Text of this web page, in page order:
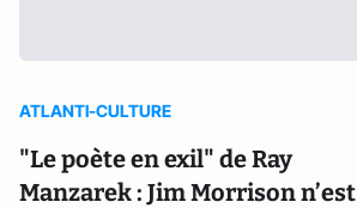
ATLANTI-CULTURE
"Le poète en exil" de Ray
Manzarek : Jim Morrison n’est